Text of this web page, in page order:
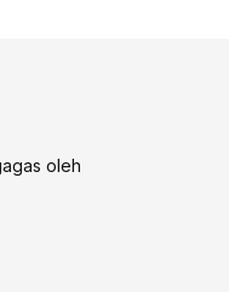
oleh